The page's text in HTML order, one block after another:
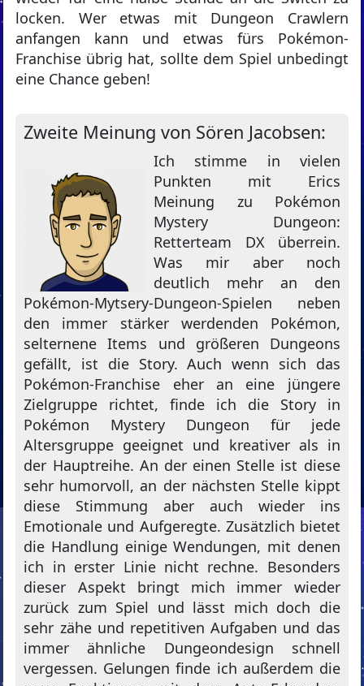
locken. Wer etwas mit Dungeon Crawlern
anfangen kann und etwas fürs Pokémon-
Franchise übrig hat, sollte dem Spiel unbedingt
eine Chance geben!
Zweite Meinung von Sören Jacobsen:
Ich stimme in vielen
Punkten mit Erics
Meinung zu Pokémon
Mystery Dungeon:
Retterteam DX überrein.
Was mir aber noch
deutlich mehr an den
Pokémon-Mytsery-Dungeon-Spielen neben
den immer stärker werdenden Pokémon,
selternene Items und größeren Dungeons
gefällt, ist die Story. Auch wenn sich das
Pokémon-Franchise eher an eine jüngere
Zielgruppe richtet, finde ich die Story in
Pokémon Mystery Dungeon für jede
Altersgruppe geeignet und kreativer als in
der Hauptreihe. An der einen Stelle ist diese
sehr humorvoll, an der nächsten Stelle kippt
diese Stimmung aber auch wieder ins
Emotionale und Aufgeregte. Zusätzlich bietet
die Handlung einige Wendungen, mit denen
ich in erster Linie nicht rechne. Besonders
dieser Aspekt bringt mich immer wieder
zurück zum Spiel und lässt mich doch die
sehr zähe und repetitiven Aufgaben und das
immer ähnliche Dungeondesign schnell
vergessen. Gelungen finde ich außerdem die